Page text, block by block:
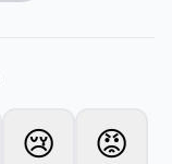
😢 😡